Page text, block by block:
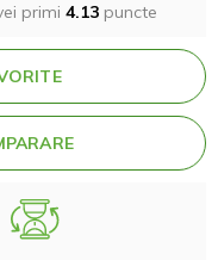
primi 4.13 puncte